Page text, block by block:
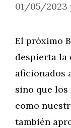
01/05/2023
El próximo
despierta la
aficionados
sino que
como
también